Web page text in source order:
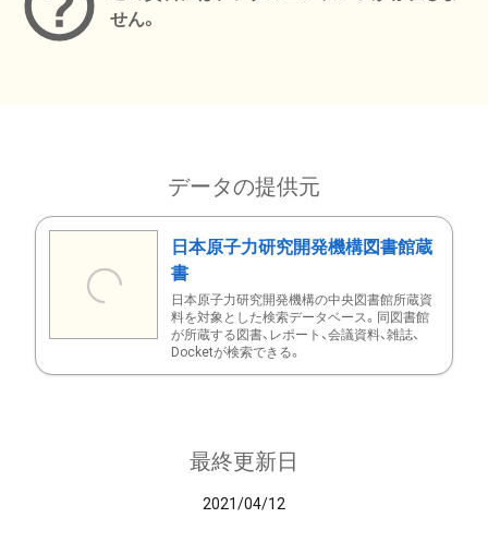
せん。
データの提供元
日本原子力研究開発機構図書館蔵
書
日本原子力研究開発機構の中央図書館所蔵資
料を対象とした検索データベース。同図書館
が所蔵する図書、レポート、会議資料、雑誌、
Docketが検索できる。
最終更新日
2021/04/12